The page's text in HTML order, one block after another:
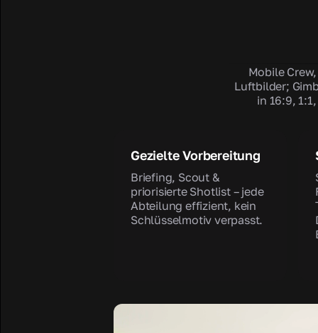
Mobile
Luftbilder;
in 16:9,
Gezielte Vorbereitung
Briefing, Scout &
priorisierte Shotlist – jede
Abteilung effizient, kein
Schlüsselmotiv verpasst.